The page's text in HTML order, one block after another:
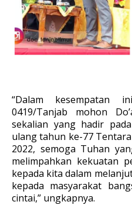
“Dalam kesempatan
0419/Tanjab mohon
sekalian yang hadir
ulang tahun ke-77
2022, semoga Tuhan
melimpahkan kekuatan
kepada kita dalam
kepada masyarakat
cintai,” ungkapnya.